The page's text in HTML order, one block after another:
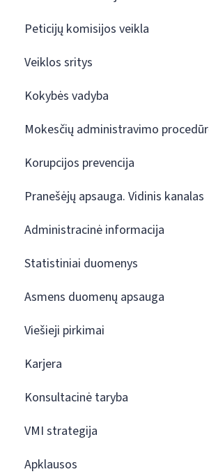
Peticijų komisijos veikla
Veiklos sritys
Kokybės vadyba
Mokesčių administravimo
Korupcijos prevencija
Pranešėjų apsauga. Vidinis kanalas
Administracinė informacija
Statistiniai duomenys
Asmens duomenų apsauga
Viešieji pirkimai
Karjera
Konsultacinė taryba
VMI strategija
Apklausos